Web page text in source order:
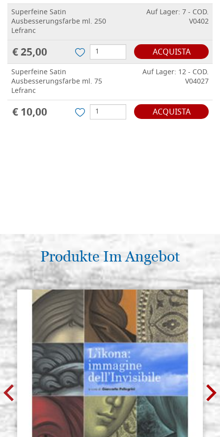
Superfeine Satin
Ausbesserungsfarbe ml. 250
Lefranc
Auf Lager: 7 - COD.
V0402
€ 25,00 ACQUISTA
Superfeine Satin
Ausbesserungsfarbe ml. 75
Lefranc
Auf Lager: 12 - COD.
V04027
€ 10,00 ACQUISTA
Produkte Im Angebot